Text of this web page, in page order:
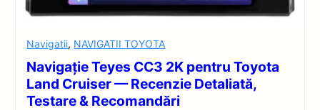
Navigatii, NAVIGATII TOYOTA
Navigație Teyes CC3 2K pentru Toyota
Land Cruiser — Recenzie Detaliată,
Testare & Recomandări